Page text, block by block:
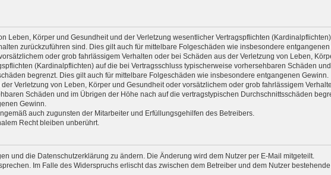
Leben, Körper und Gesundheit und der Verletzung wesentlicher Vertragspflichten
zurückzuführen sind. Dies gilt auch für mittelbare Folgeschäden wie insbesondere
oder grob fahrlässigem Verhalten oder bei Schäden aus der Verletzung von Leben,
(Kardinalpflichten) auf die bei Vertragsschluss typischerweise vorhersehbaren Schäden
begrenzt. Dies gilt auch für mittelbare Folgeschäden wie insbesondere entgangenen Gewinn.
Verletzung von Leben, Körper und Gesundheit oder vorsätzlichem oder grob fahrlässigem
Schäden und im Übrigen der Höhe nach auf die vertragstypischen Durchschnittsschäden
Gewinn.
auch zugunsten der Mitarbeiter und Erfüllungsgehilfen des Betreibers.
Recht bleiben unberührt.
und die Datenschutzerklärung zu ändern. Die Änderung wird dem Nutzer per E-Mail mitgeteilt.
Im Falle des Widerspruchs erlischt das zwischen dem Betreiber und dem Nutzer bestehende